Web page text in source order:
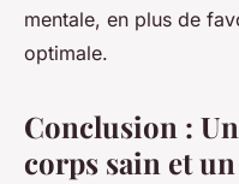
mentale, en plus de
optimale.
Conclusion :
corps sain et